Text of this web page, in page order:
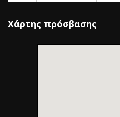
Χάρτης πρόσβασης